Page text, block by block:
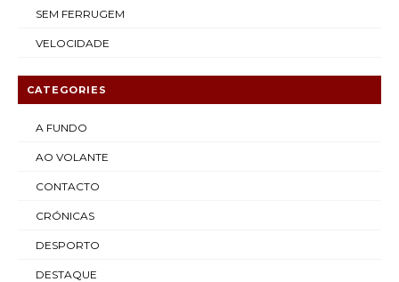
SEM FERRUGEM
VELOCIDADE
CATEGORIES
A FUNDO
AO VOLANTE
CONTACTO
CRÓNICAS
DESPORTO
DESTAQUE